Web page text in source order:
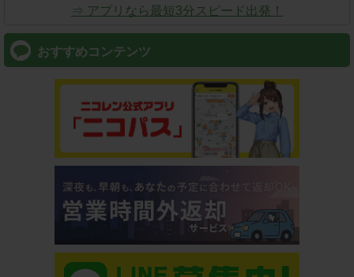
⇒ アプリなら最短3分スピード出発！
おすすめコンテンツ